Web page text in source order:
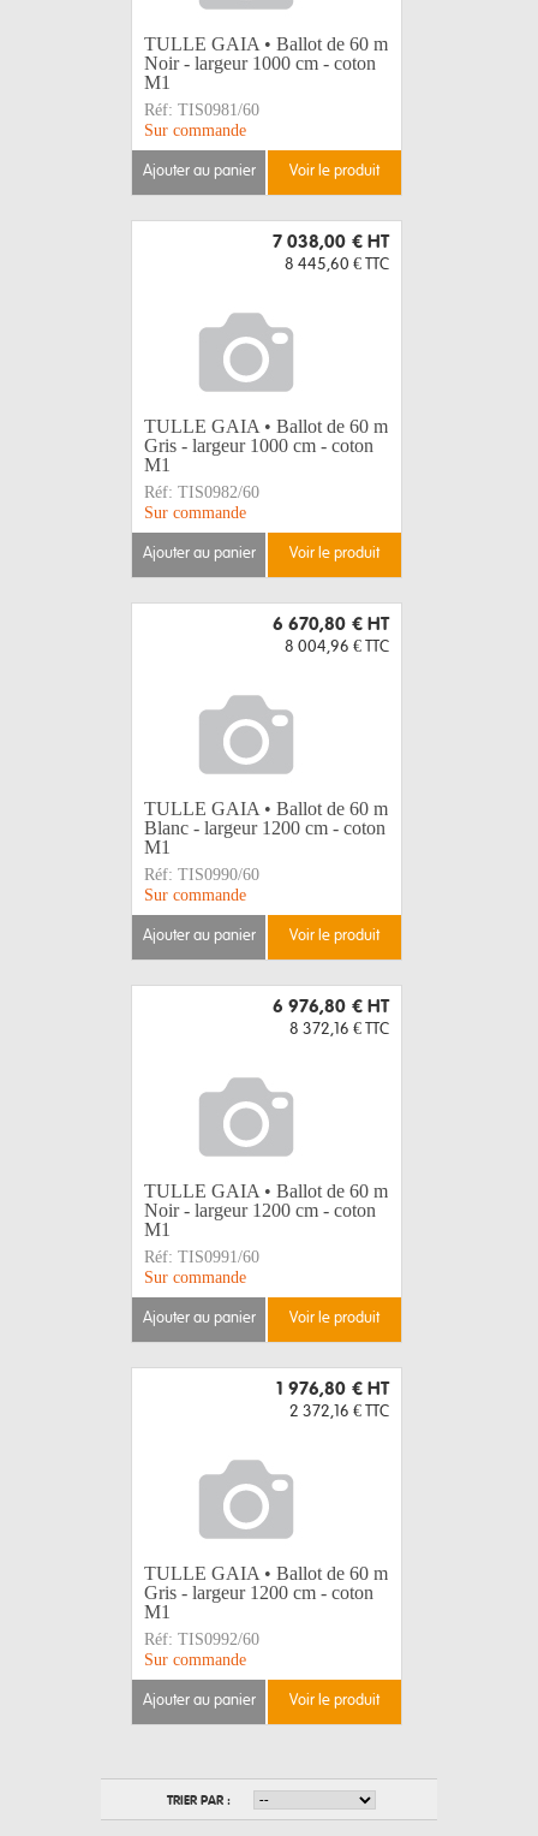
TULLE GAIA • Ballot de 60 m
Noir - largeur 1000 cm - coton
M1
Réf: TIS0981/60
Sur commande
ajouter au panier voir le produit
7 038,00 € HT
8 445,60 € TTC
TULLE GAIA • Ballot de 60 m
Gris - largeur 1000 cm - coton
M1
Réf: TIS0982/60
Sur commande
ajouter au panier voir le produit
6 670,80 € HT
8 004,96 € TTC
TULLE GAIA • Ballot de 60 m
Blanc - largeur 1200 cm - coton
M1
Réf: TIS0990/60
Sur commande
ajouter au panier voir le produit
6 976,80 € HT
8 372,16 € TTC
TULLE GAIA • Ballot de 60 m
Noir - largeur 1200 cm - coton
M1
Réf: TIS0991/60
Sur commande
ajouter au panier voir le produit
1 976,80 € HT
2 372,16 € TTC
TULLE GAIA • Ballot de 60 m
Gris - largeur 1200 cm - coton
M1
Réf: TIS0992/60
Sur commande
ajouter au panier voir le produit
TRIER PAR :